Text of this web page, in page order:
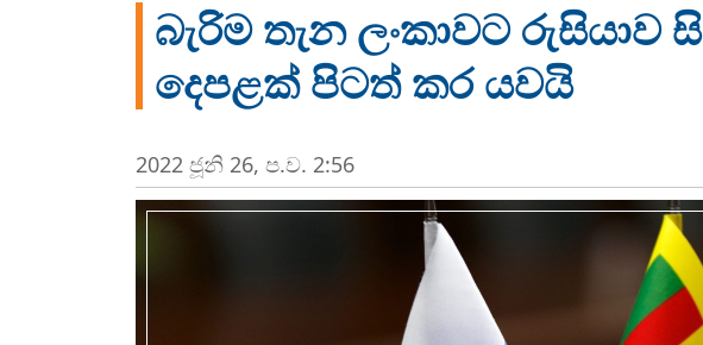
බැරිම තැන ලංකාවට රුසියාව
දෙපළක් පිටත් කර යවයි
2022 ජූනි 26, ප.ව. 2:56